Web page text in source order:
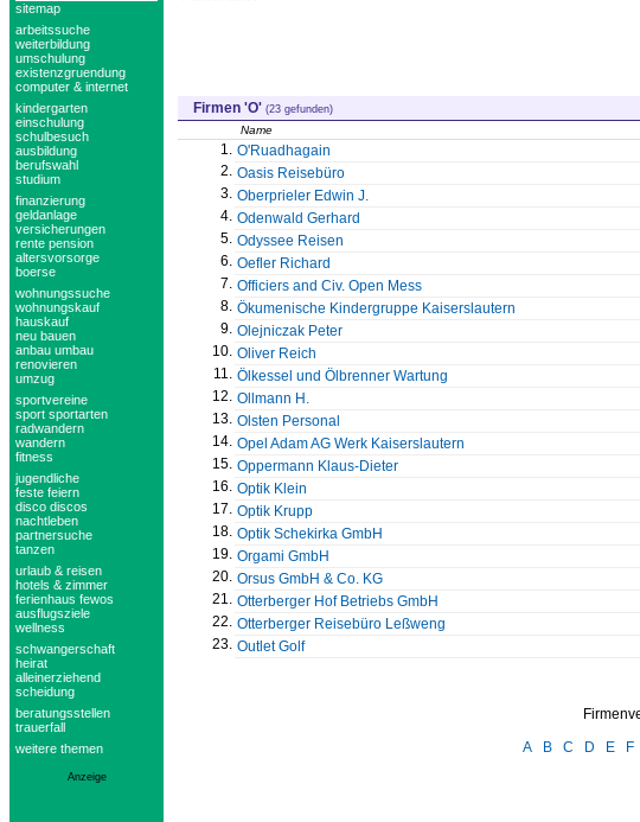
sitemap
arbeitssuche
weiterbildung
umschulung
existenzgruendung
computer & internet
kindergarten
einschulung
schulbesuch
ausbildung
berufswahl
studium
finanzierung
geldanlage
versicherungen
rente pension
altersvorsorge
boerse
wohnungssuche
wohnungskauf
hauskauf
neu bauen
anbau umbau
renovieren
umzug
sportvereine
sport sportarten
radwandern
wandern
fitness
jugendliche
feste feiern
disco discos
nachtleben
partnersuche
tanzen
urlaub & reisen
hotels & zimmer
ferienhaus fewos
ausflugsziele
wellness
schwangerschaft
heirat
alleinerziehend
scheidung
beratungsstellen
trauerfall
weitere themen
Anzeige
Firmen 'O' (23 gefunden)
Name
1. O'Ruadhagain
2. Oasis Reisebüro
3. Oberprieler Edwin J.
4. Odenwald Gerhard
5. Odyssee Reisen
6. Oefler Richard
7. Officiers and Civ. Open Mess
8. Ökumenische Kindergruppe Kaiserslautern
9. Olejniczak Peter
10. Oliver Reich
11. Ölkessel und Ölbrenner Wartung
12. Ollmann H.
13. Olsten Personal
14. Opel Adam AG Werk Kaiserslautern
15. Oppermann Klaus-Dieter
16. Optik Klein
17. Optik Krupp
18. Optik Schekirka GmbH
19. Orgami GmbH
20. Orsus GmbH & Co. KG
21. Otterberger Hof Betriebs GmbH
22. Otterberger Reisebüro Leßweng
23. Outlet Golf
A
B C D E F